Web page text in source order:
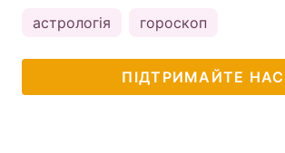
астрологія гороскоп
ПІДТРИМАЙТЕ НАС